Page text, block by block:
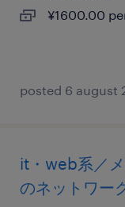
¥1600.00
posted 6 august
it・web系／
のネットワー